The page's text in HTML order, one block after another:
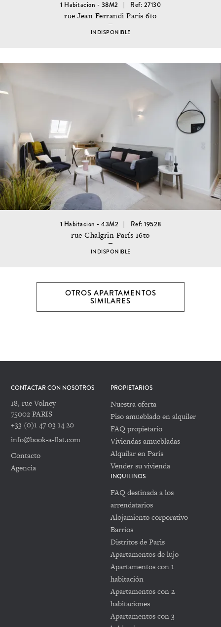
1 Habitacion - 38M2 Ref: 27130
rue Jean Ferrandi París 6to
INDISPONIBLE
1 Habitacion - 43M2 Ref: 19528
rue Chalgrin París 16to
INDISPONIBLE
OTROS APARTAMENTOS
SIMILARES
CONTACTAR CON NOSOTROS
18, rue Volney
75002 PARIS
+33 (0)1 47 03 14 20
info@book-a-flat.com
Contacto
Agencia
PROPIETARIOS
Nuestra oferta
Piso amueblado en alquiler
FAQ propietario
Viviendas amuebladas
Alquilar en París
Vender su vivienda
INQUILINOS
FAQ destinada a los
arrendatarios
Alojamiento corporativo
Barrios
Distritos de Paris
Apartamentos de lujo
Apartamentos con 1
habitación
Apartamentos con 2
habitaciones
Apartamentos con 3